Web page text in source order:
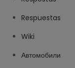
Respuestas
Wiki
Автомобили